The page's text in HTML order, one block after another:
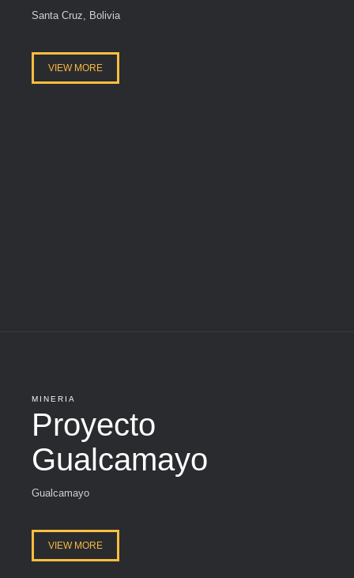
Santa Cruz, Bolivia
VIEW MORE
MINERIA
Proyecto
Gualcamayo
Gualcamayo
VIEW MORE